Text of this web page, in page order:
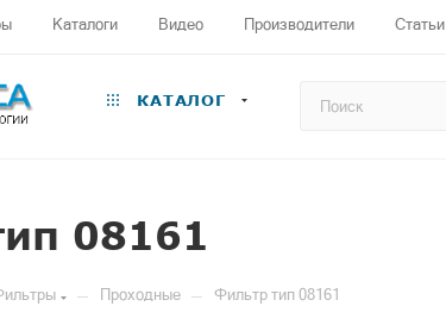
Каталоги Видео Производители Статьи
КАТАЛОГ
08161
— Проходные — Фильтр тип 08161